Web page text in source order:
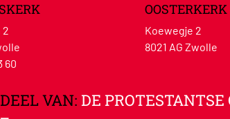
2
60
OOSTERKERK
Koewegje 2
8021 AG Zwolle
VAN: DE